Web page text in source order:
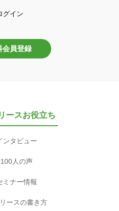
グイン
会員登録
ースお役立ち
ンタビュー
人の声
ミナー情報
ースの書き方